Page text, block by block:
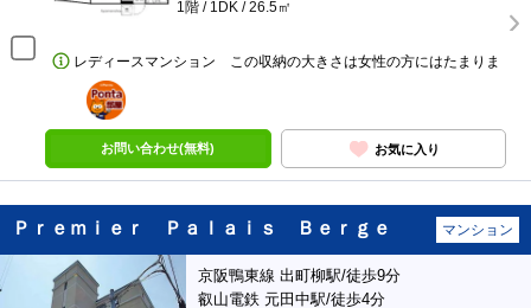
1階 / 1DK / 26.5㎡
レディースマンション この収納の大きさは女性の方にはたまりま
ポンタ
部屋
お問い合わせ(無料) お気に入り
Ｐｒｅｍｉｅｒ Ｐａｌａｉｓ Ｂｅｒｇｅ マンション
京阪鴨東線 出町柳駅/徒歩9分
叡山電鉄 元田中駅/徒歩4分